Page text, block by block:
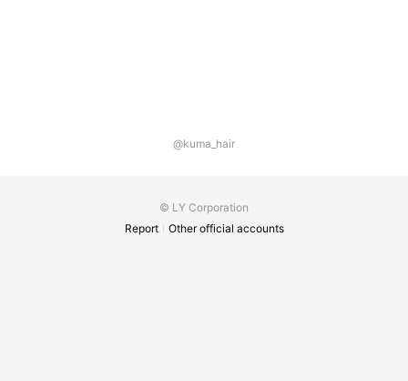
@kuma_hair
© LY Corporation
Report
Other official accounts